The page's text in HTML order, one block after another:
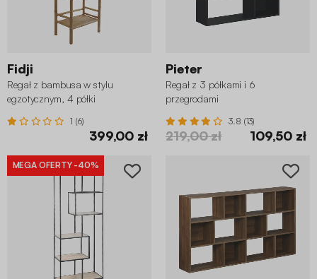
Fidji
Regał z bambusa w stylu
egzotycznym, 4 półki
1 (6)
399,00 zł
Pieter
Regał z 3 półkami i 6
przegrodami
3.8 (13)
219,00 zł 109,50 zł
MEGA OFERTY -40%